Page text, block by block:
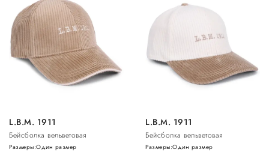
L.B.M. 1911
Бейсболка вельветовая
Размеры:Один размер
L.B.M. 1911
Бейсболка вельветовая
Размеры:Один размер